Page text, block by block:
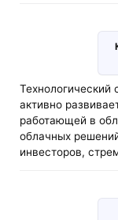
Технологический
активно
работающей в
облачных
инвесторов,